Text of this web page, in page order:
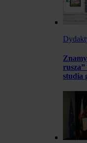
rusza”
studia